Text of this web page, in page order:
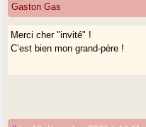
Gaston Gas
Merci cher "invité" !
C’est bien mon grand-père !